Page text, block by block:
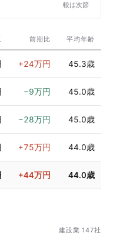
較は次節
前期比 平均年齢
+24万円 45.3歳
−9万円 45.0歳
−28万円 45.0歳
+75万円 44.0歳
+44万円 44.0歳
建設業 147社